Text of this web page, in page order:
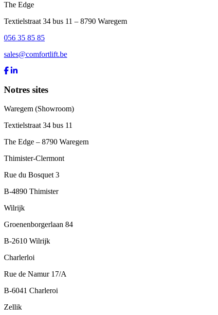
The Edge
Textielstraat 34 bus 11 – 8790 Waregem
056 35 85 85
sales@comfortlift.be
Notres sites
Waregem (Showroom)
Textielstraat 34 bus 11
The Edge – 8790 Waregem
Thimister-Clermont
Rue du Bosquet 3
B-4890 Thimister
Wilrijk
Groenenborgerlaan 84
B-2610 Wilrijk
Charlerloi
Rue de Namur 17/A
B-6041 Charleroi
Zellik